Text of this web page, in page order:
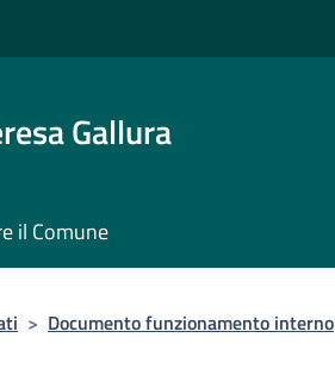
Gallura
il Comune
> Documento funzionamento interno